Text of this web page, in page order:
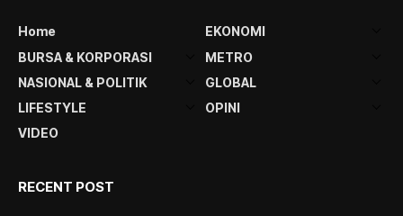
Home
EKONOMI
BURSA & KORPORASI
METRO
NASIONAL & POLITIK
GLOBAL
LIFESTYLE
OPINI
VIDEO
RECENT POST